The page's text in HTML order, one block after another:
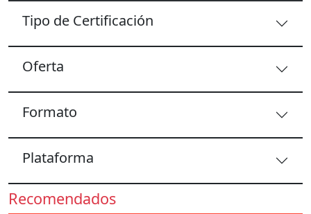
Tipo de Certificación
Oferta
Formato
Plataforma
Recomendados